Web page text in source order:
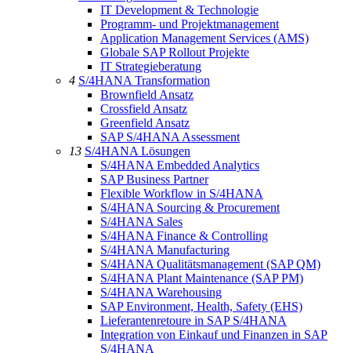
IT Development & Technologie
Programm- und Projektmanagement
Application Management Services (AMS)
Globale SAP Rollout Projekte
IT Strategieberatung
4 S/4HANA Transformation
Brownfield Ansatz
Crossfield Ansatz
Greenfield Ansatz
SAP S/4HANA Assessment
13 S/4HANA Lösungen
S/4HANA Embedded Analytics
SAP Business Partner
Flexible Workflow in S/4HANA
S/4HANA Sourcing & Procurement
S/4HANA Sales
S/4HANA Finance & Controlling
S/4HANA Manufacturing
S/4HANA Qualitätsmanagement (SAP QM)
S/4HANA Plant Maintenance (SAP PM)
S/4HANA Warehousing
SAP Environment, Health, Safety (EHS)
Lieferantenretoure in SAP S/4HANA
Integration von Einkauf und Finanzen in SAP
S/4HANA